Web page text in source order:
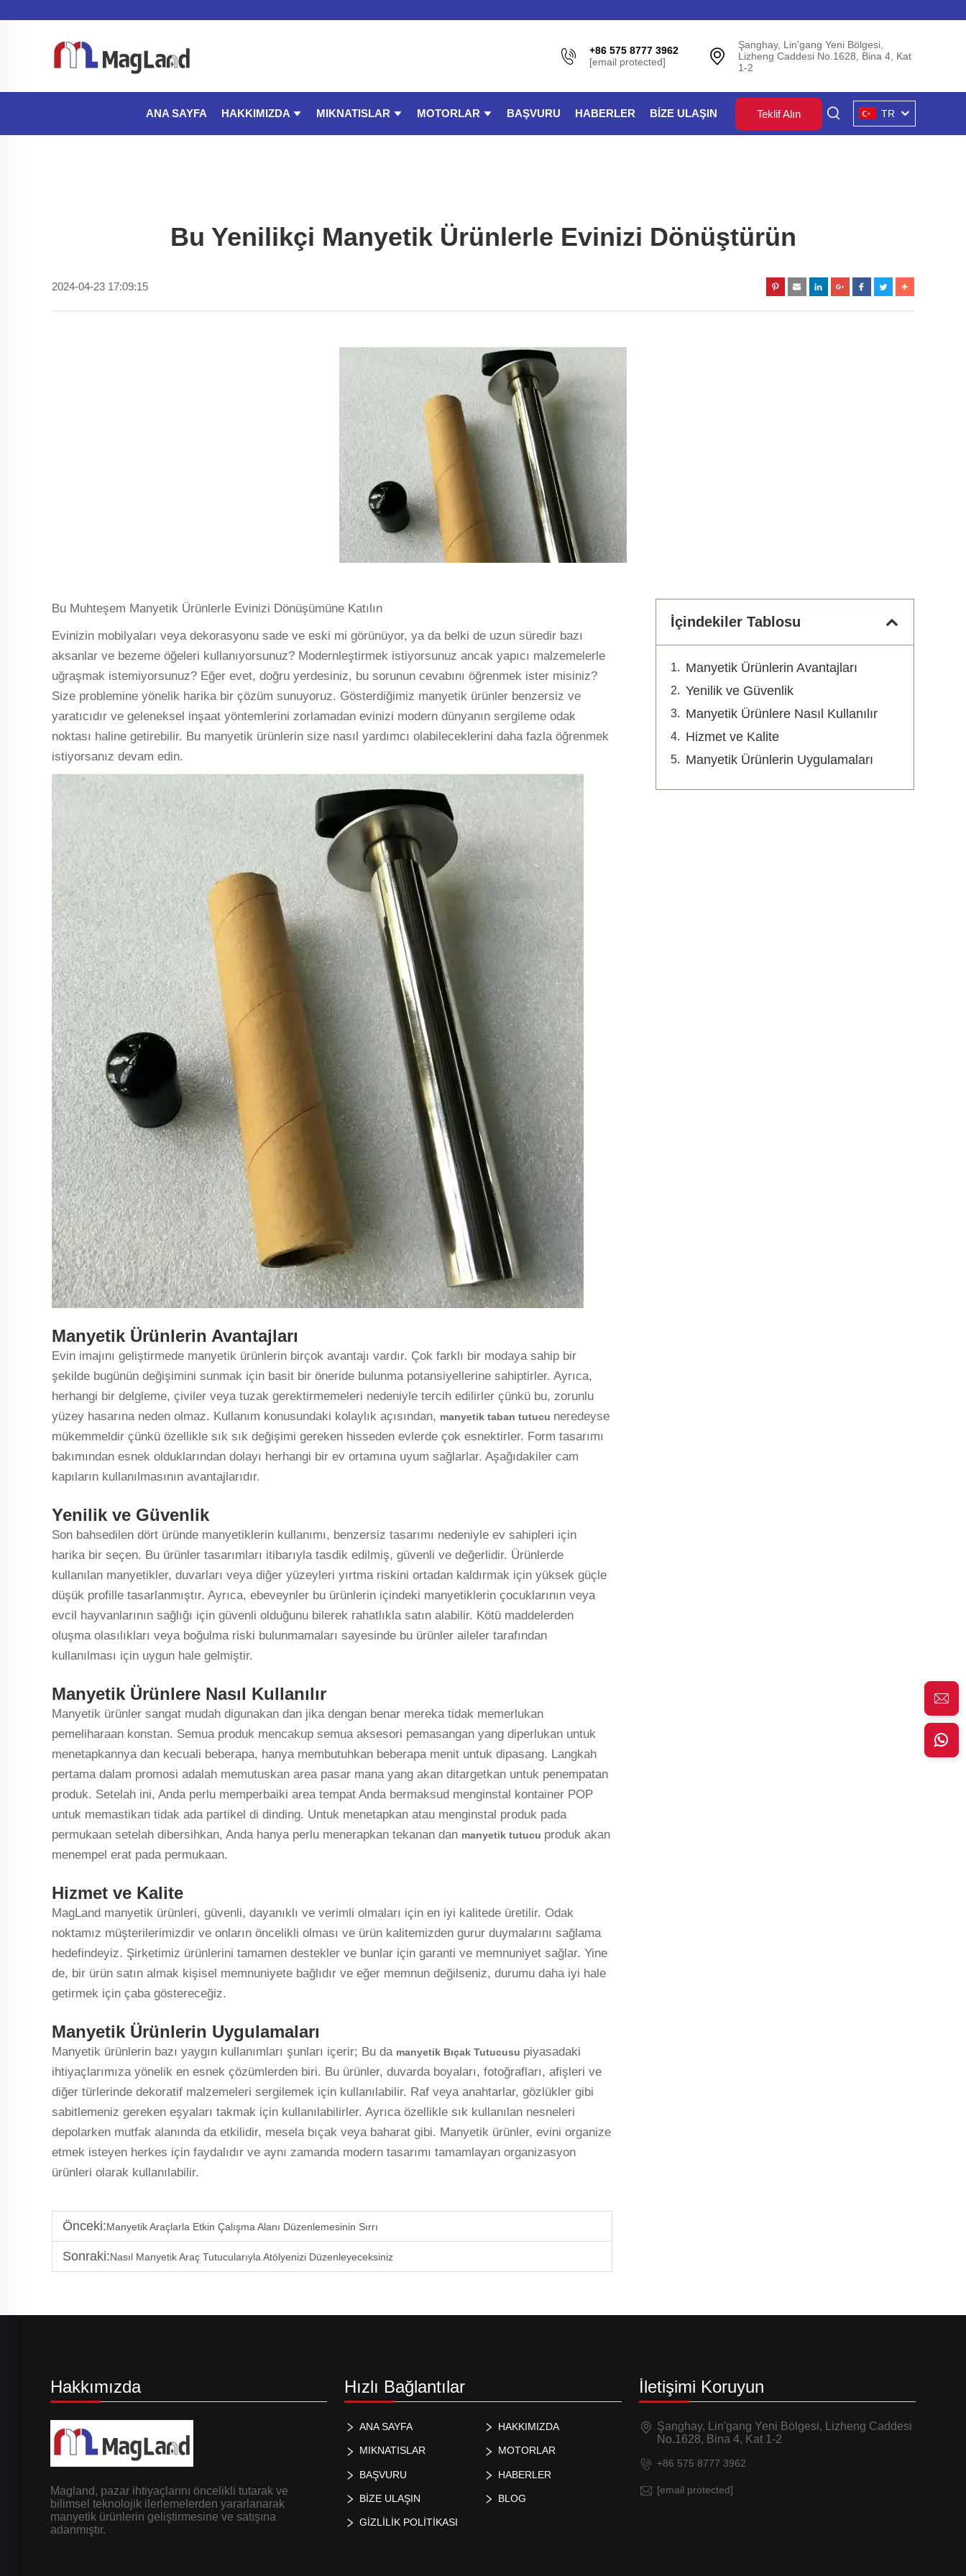
+86 575 8777 3962
[email protected]
Şanghay, Lin'gang Yeni Bölgesi,
Lizheng Caddesi No.1628, Bina 4, Kat
1-2
ANA SAYFA HAKKIMIZDA MIKNATISLAR MOTORLAR BAŞVURU HABERLER BİZE ULAŞIN Teklif Alın TR
Bu Yenilikçi Manyetik Ürünlerle Evinizi Dönüştürün
2024-04-23 17:09:15
Bu Muhteşem Manyetik Ürünlerle Evinizi Dönüşümüne Katılın
Evinizin mobilyaları veya dekorasyonu sade ve eski mi görünüyor, ya da belki de uzun süredir bazı
aksanlar ve bezeme öğeleri kullanıyorsunuz? Modernleştirmek istiyorsunuz ancak yapıcı malzemelerle
uğraşmak istemiyorsunuz? Eğer evet, doğru yerdesiniz, bu sorunun cevabını öğrenmek ister misiniz?
Size problemine yönelik harika bir çözüm sunuyoruz. Gösterdiğimiz manyetik ürünler benzersiz ve
yaratıcıdır ve geleneksel inşaat yöntemlerini zorlamadan evinizi modern dünyanın sergileme odak
noktası haline getirebilir. Bu manyetik ürünlerin size nasıl yardımcı olabileceklerini daha fazla öğrenmek
istiyorsanız devam edin.
Manyetik Ürünlerin Avantajları
Evin imajını geliştirmede manyetik ürünlerin birçok avantajı vardır. Çok farklı bir modaya sahip bir
şekilde bugünün değişimini sunmak için basit bir öneride bulunma potansiyellerine sahiptirler. Ayrıca,
herhangi bir delgleme, çiviler veya tuzak gerektirmemeleri nedeniyle tercih edilirler çünkü bu, zorunlu
yüzey hasarına neden olmaz. Kullanım konusundaki kolaylık açısından, manyetik taban tutucu neredeyse
mükemmeldir çünkü özellikle sık sık değişimi gereken hisseden evlerde çok esnektirler. Form tasarımı
bakımından esnek olduklarından dolayı herhangi bir ev ortamına uyum sağlarlar. Aşağıdakiler cam
kapıların kullanılmasının avantajlarıdır.
Yenilik ve Güvenlik
Son bahsedilen dört üründe manyetiklerin kullanımı, benzersiz tasarımı nedeniyle ev sahipleri için
harika bir seçen. Bu ürünler tasarımları itibarıyla tasdik edilmiş, güvenli ve değerlidir. Ürünlerde
kullanılan manyetikler, duvarları veya diğer yüzeyleri yırtma riskini ortadan kaldırmak için yüksek güçle
düşük profille tasarlanmıştır. Ayrıca, ebeveynler bu ürünlerin içindeki manyetiklerin çocuklarının veya
evcil hayvanlarının sağlığı için güvenli olduğunu bilerek rahatlıkla satın alabilir. Kötü maddelerden
oluşma olasılıkları veya boğulma riski bulunmamaları sayesinde bu ürünler aileler tarafından
kullanılması için uygun hale gelmiştir.
Manyetik Ürünlere Nasıl Kullanılır
Manyetik ürünler sangat mudah digunakan dan jika dengan benar mereka tidak memerlukan
pemeliharaan konstan. Semua produk mencakup semua aksesori pemasangan yang diperlukan untuk
menetapkannya dan kecuali beberapa, hanya membutuhkan beberapa menit untuk dipasang. Langkah
pertama dalam promosi adalah memutuskan area pasar mana yang akan ditargetkan untuk penempatan
produk. Setelah ini, Anda perlu memperbaiki area tempat Anda bermaksud menginstal kontainer POP
untuk memastikan tidak ada partikel di dinding. Untuk menetapkan atau menginstal produk pada
permukaan setelah dibersihkan, Anda hanya perlu menerapkan tekanan dan manyetik tutucu produk akan
menempel erat pada permukaan.
Hizmet ve Kalite
MagLand manyetik ürünleri, güvenli, dayanıklı ve verimli olmaları için en iyi kalitede üretilir. Odak
noktamız müşterilerimizdir ve onların öncelikli olması ve ürün kalitemizden gurur duymalarını sağlama
hedefindeyiz. Şirketimiz ürünlerini tamamen destekler ve bunlar için garanti ve memnuniyet sağlar. Yine
de, bir ürün satın almak kişisel memnuniyete bağlıdır ve eğer memnun değilseniz, durumu daha iyi hale
getirmek için çaba göstereceğiz.
Manyetik Ürünlerin Uygulamaları
Manyetik ürünlerin bazı yaygın kullanımları şunları içerir; Bu da manyetik Bıçak Tutucusu piyasadaki
ihtiyaçlarımıza yönelik en esnek çözümlerden biri. Bu ürünler, duvarda boyaları, fotoğrafları, afişleri ve
diğer türlerinde dekoratif malzemeleri sergilemek için kullanılabilir. Raf veya anahtarlar, gözlükler gibi
sabitlemeniz gereken eşyaları takmak için kullanılabilirler. Ayrıca özellikle sık kullanılan nesneleri
depolarken mutfak alanında da etkilidir, mesela bıçak veya baharat gibi. Manyetik ürünler, evini organize
etmek isteyen herkes için faydalıdır ve aynı zamanda modern tasarımı tamamlayan organizasyon
ürünleri olarak kullanılabilir.
Önceki:Manyetik Araçlarla Etkin Çalışma Alanı Düzenlemesinin Sırrı
Sonraki:Nasıl Manyetik Araç Tutucularıyla Atölyenizi Düzenleyeceksiniz
İçindekiler Tablosu
Manyetik Ürünlerin Avantajları
Yenilik ve Güvenlik
Manyetik Ürünlere Nasıl Kullanılır
Hizmet ve Kalite
Manyetik Ürünlerin Uygulamaları
Hakkımızda
Magland, pazar ihtiyaçlarını öncelikli tutarak ve
bilimsel teknolojik ilerlemelerden yararlanarak
manyetik ürünlerin geliştirmesine ve satışına
adanmıştır.
Hızlı Bağlantılar
ANA SAYFA HAKKIMIZDA
MIKNATISLAR MOTORLAR
BAŞVURU HABERLER
BİZE ULAŞIN BLOG
GIZLILIK POLITIKASI
İletişimi Koruyun
Şanghay, Lin'gang Yeni Bölgesi, Lizheng Caddesi
No.1628, Bina 4, Kat 1-2
+86 575 8777 3962
[email protected]